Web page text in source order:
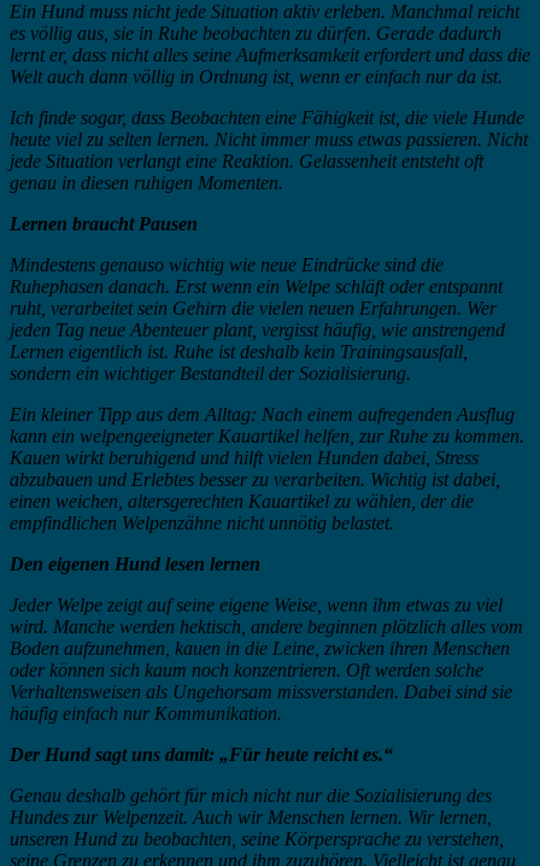
Ein Hund muss nicht jede Situation aktiv erleben. Manchmal reicht
es völlig aus, sie in Ruhe beobachten zu dürfen. Gerade dadurch
lernt er, dass nicht alles seine Aufmerksamkeit erfordert und dass die
Welt auch dann völlig in Ordnung ist, wenn er einfach nur da ist.
Ich finde sogar, dass Beobachten eine Fähigkeit ist, die viele Hunde
heute viel zu selten lernen. Nicht immer muss etwas passieren. Nicht
jede Situation verlangt eine Reaktion. Gelassenheit entsteht oft
genau in diesen ruhigen Momenten.
Lernen braucht Pausen
Mindestens genauso wichtig wie neue Eindrücke sind die
Ruhephasen danach. Erst wenn ein Welpe schläft oder entspannt
ruht, verarbeitet sein Gehirn die vielen neuen Erfahrungen. Wer
jeden Tag neue Abenteuer plant, vergisst häufig, wie anstrengend
Lernen eigentlich ist. Ruhe ist deshalb kein Trainingsausfall,
sondern ein wichtiger Bestandteil der Sozialisierung.
Ein kleiner Tipp aus dem Alltag: Nach einem aufregenden Ausflug
kann ein welpengeeigneter Kauartikel helfen, zur Ruhe zu kommen.
Kauen wirkt beruhigend und hilft vielen Hunden dabei, Stress
abzubauen und Erlebtes besser zu verarbeiten. Wichtig ist dabei,
einen weichen, altersgerechten Kauartikel zu wählen, der die
empfindlichen Welpenzähne nicht unnötig belastet.
Den eigenen Hund lesen lernen
Jeder Welpe zeigt auf seine eigene Weise, wenn ihm etwas zu viel
wird. Manche werden hektisch, andere beginnen plötzlich alles vom
Boden aufzunehmen, kauen in die Leine, zwicken ihren Menschen
oder können sich kaum noch konzentrieren. Oft werden solche
Verhaltensweisen als Ungehorsam missverstanden. Dabei sind sie
häufig einfach nur Kommunikation.
Der Hund sagt uns damit: „Für heute reicht es.“
Genau deshalb gehört für mich nicht nur die Sozialisierung des
Hundes zur Welpenzeit. Auch wir Menschen lernen. Wir lernen,
unseren Hund zu beobachten, seine Körpersprache zu verstehen,
seine Grenzen zu erkennen und ihm zuzuhören. Vielleicht ist genau